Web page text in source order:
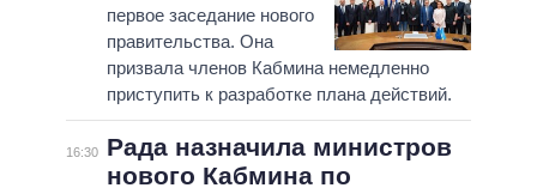
первое заседание нового
правительства. Она
призвала членов Кабмина немедленно
приступить к разработке плана действий.
16:30
Рада назначила министров
нового Кабмина по